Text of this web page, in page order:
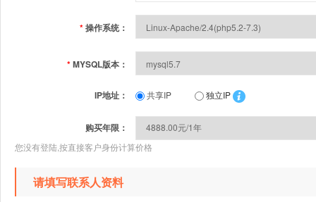
*操作系统：
*MYSQL版本：
IP地址： 共享IP 独立IP
购买年限：
您没有登陆,按直接客户身份计算价格
请填写联系人资料